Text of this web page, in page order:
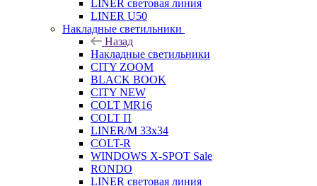
LINER световая линия
LINER U50
Накладные светильники
Назад
Накладные светильники
CITY ZOOM
BLACK BOOK
CITY NEW
COLT MR16
COLT П
LINER/М 33х34
COLT-R
WINDOWS X-SPOT Sale
RONDO
LINER световая линия